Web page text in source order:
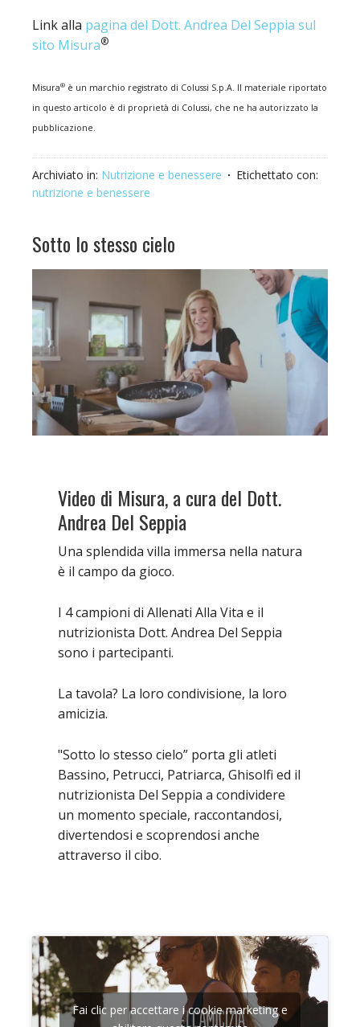
Link alla pagina del Dott. Andrea Del Seppia sul
sito Misura®
Misura® è un marchio registrato di Colussi S.p.A. Il materiale riportato
in questo articolo è di proprietà di Colussi, che ne ha autorizzato la
pubblicazione.
Archiviato in: Nutrizione e benessere
Etichettato con:
nutrizione e benessere
Sotto lo stesso cielo
Video di Misura, a cura del Dott.
Andrea Del Seppia
Una splendida villa immersa nella natura
è il campo da gioco.
I 4 campioni di Allenati Alla Vita e il
nutrizionista Dott. Andrea Del Seppia
sono i partecipanti.
La tavola? La loro condivisione, la loro
amicizia.
"Sotto lo stesso cielo” porta gli atleti
Bassino, Petrucci, Patriarca, Ghisolfi ed il
nutrizionista Del Seppia a condividere
un momento speciale, raccontandosi,
divertendosi e scoprendosi anche
attraverso il cibo.
Fai clic per accettare i cookie marketing e